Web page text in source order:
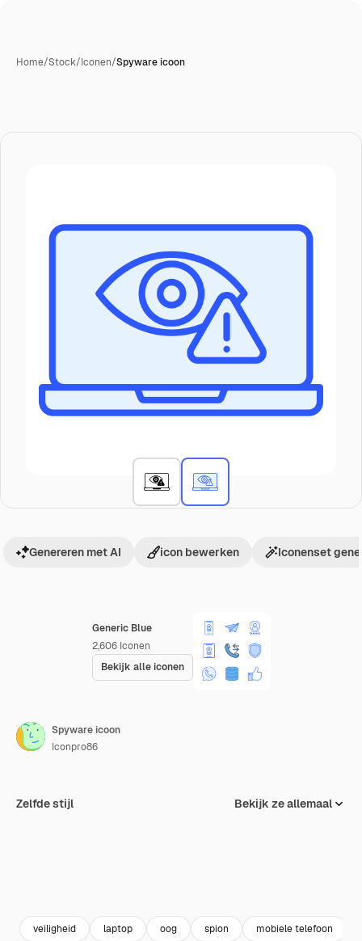
Home/Stock/Iconen/Spyware icoon
Generic Blue
2,606 Iconen
Bekijk alle iconen
Genereren met AI icon bewerken Iconenset
Spyware icoon
Iconpro86
Zelfde stijl Bekijk ze allemaal
veiligheid laptop oog spion mobiele telefoon